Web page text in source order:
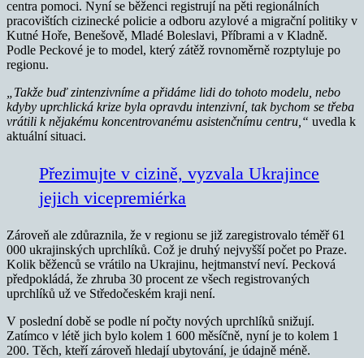
centra pomoci. Nyní se běženci registrují na pěti regionálních
pracovištích cizinecké policie a odboru azylové a migrační politiky v
Kutné Hoře, Benešově, Mladé Boleslavi, Příbrami a v Kladně.
Podle Peckové je to model, který zátěž rovnoměrně rozptyluje po
regionu.
„Takže buď zintenzivníme a přidáme lidi do tohoto modelu, nebo
kdyby uprchlická krize byla opravdu intenzivní, tak bychom se třeba
vrátili k nějakému koncentrovanému asistenčnímu centru,“ uvedla k
aktuální situaci.
Přezimujte v cizině, vyzvala Ukrajince
jejich vicepremiérka
Zároveň ale zdůraznila, že v regionu se již zaregistrovalo téměř 61
000 ukrajinských uprchlíků. Což je druhý nejvyšší počet po Praze.
Kolik běženců se vrátilo na Ukrajinu, hejtmanství neví. Pecková
předpokládá, že zhruba 30 procent ze všech registrovaných
uprchlíků už ve Středočeském kraji není.
V poslední době se podle ní počty nových uprchlíků snižují.
Zatímco v létě jich bylo kolem 1 600 měsíčně, nyní je to kolem 1
200. Těch, kteří zároveň hledají ubytování, je údajně méně.